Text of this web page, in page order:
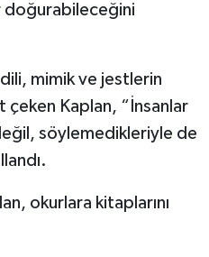
doğurabileceğini
mimik ve jestlerin
Kaplan, “İnsanlar
söylemedikleriyle de
okurlara kitaplarını